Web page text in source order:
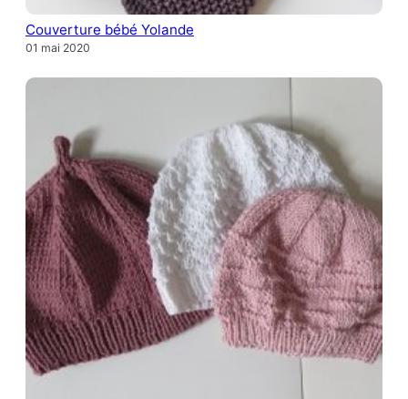
Couverture bébé Yolande
01 mai 2020